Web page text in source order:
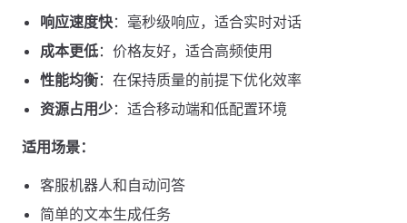
响应速度快：毫秒级响应，适合实时对话
成本更低：价格友好，适合高频使用
性能均衡：在保持质量的前提下优化效率
资源占用少：适合移动端和低配置环境
适用场景：
客服机器人和自动问答
简单的文本生成任务